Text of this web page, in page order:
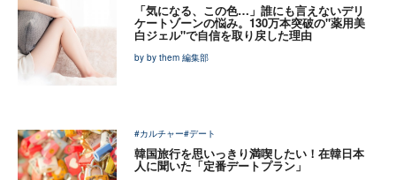
「気になる、この色…」誰にも言えないデリ
ケートゾーンの悩み。130万本突破の"薬用美
白ジェル"で自信を取り戻した理由
by by them 編集部
#カルチャー#デート
韓国旅行を思いっきり満喫したい！在韓日本
人に聞いた「定番デートプラン」